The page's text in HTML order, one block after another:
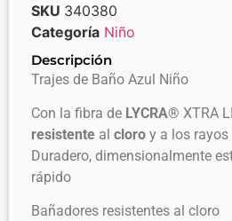
SKU 340380
Categoría Niño
Descripción
Trajes de Baño Azul Niño
Con la fibra de LYCRA® XTRA
resistente al cloro y a los rayos
Duradero, dimensionalmente
rápido
Bañadores resistentes al cloro